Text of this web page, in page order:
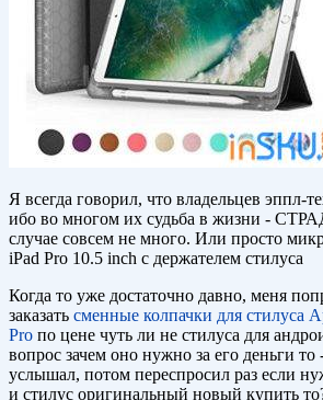
Я всегда говорил, что владельцев эппл-
ибо во многом их судьба в жизни -
случае совсем не много. Или просто
iPad Pro 10.5 inch с держателем стилуса
Когда то уже достаточно давно, меня
заказать сменные колпачки для стилуса
Pro по цене чуть ли не стилуса для
вопрос зачем оно нужно за его деньги то
услышал, потом переспросил раз если
и стилус оригинальный новый купить